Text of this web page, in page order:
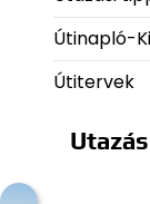
Útinapló-
Útitervek